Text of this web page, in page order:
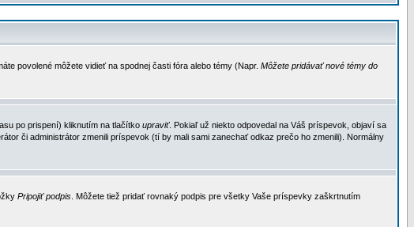
povolené môžete vidieť na spodnej časti fóra alebo témy (Napr. Môžete pridávať nové témy do
po prispení) kliknutím na tlačítko upraviť. Pokiaľ už niekto odpovedal na Váš príspevok, objaví sa
či administrátor zmenili príspevok (tí by mali sami zanechať odkaz prečo ho zmenili). Normálny
Pripojiť podpis . Môžete tiež pridať rovnaký podpis pre všetky Vaše príspevky zaškrtnutím